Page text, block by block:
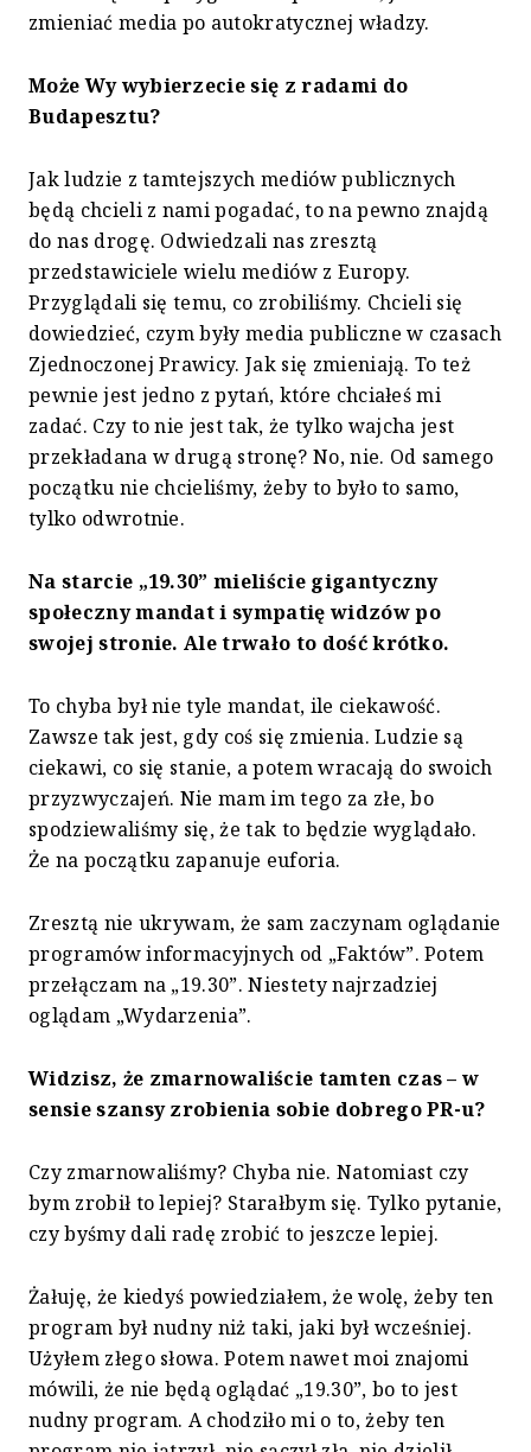
zmieniać media po autokratycznej władzy.
Może Wy wybierzecie się z radami do
Budapesztu?
Jak ludzie z tamtejszych mediów publicznych
będą chcieli z nami pogadać, to na pewno znajdą
do nas drogę. Odwiedzali nas zresztą
przedstawiciele wielu mediów z Europy.
Przyglądali się temu, co zrobiliśmy. Chcieli się
dowiedzieć, czym były media publiczne w czasach
Zjednoczonej Prawicy. Jak się zmieniają. To też
pewnie jest jedno z pytań, które chciałeś mi
zadać. Czy to nie jest tak, że tylko wajcha jest
przekładana w drugą stronę? No, nie. Od samego
początku nie chcieliśmy, żeby to było to samo,
tylko odwrotnie.
Na starcie „19.30” mieliście gigantyczny
społeczny mandat i sympatię widzów po
swojej stronie. Ale trwało to dość krótko.
To chyba był nie tyle mandat, ile ciekawość.
Zawsze tak jest, gdy coś się zmienia. Ludzie są
ciekawi, co się stanie, a potem wracają do swoich
przyzwyczajeń. Nie mam im tego za złe, bo
spodziewaliśmy się, że tak to będzie wyglądało.
Że na początku zapanuje euforia.
Zresztą nie ukrywam, że sam zaczynam oglądanie
programów informacyjnych od „Faktów”. Potem
przełączam na „19.30”. Niestety najrzadziej
oglądam „Wydarzenia”.
Widzisz, że zmarnowaliście tamten czas – w
sensie szansy zrobienia sobie dobrego PR-u?
Czy zmarnowaliśmy? Chyba nie. Natomiast czy
bym zrobił to lepiej? Starałbym się. Tylko pytanie,
czy byśmy dali radę zrobić to jeszcze lepiej.
Żałuję, że kiedyś powiedziałem, że wolę, żeby ten
program był nudny niż taki, jaki był wcześniej.
Użyłem złego słowa. Potem nawet moi znajomi
mówili, że nie będą oglądać „19.30”, bo to jest
nudny program. A chodziło mi o to, żeby ten